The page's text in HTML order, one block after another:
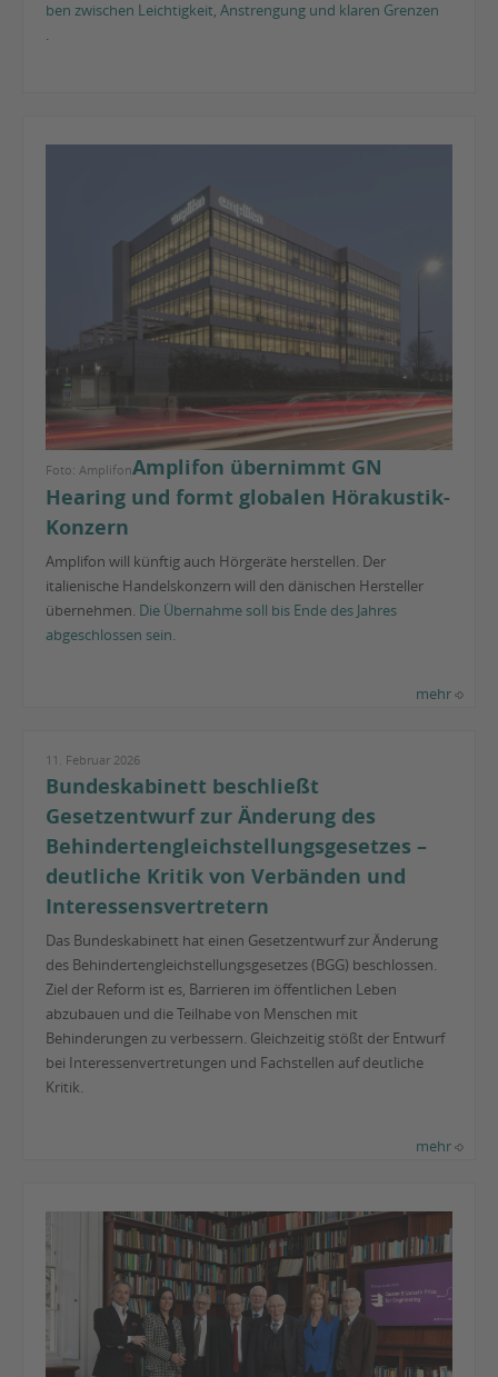
ben zwischen Leichtigkeit, Anstrengung und klaren Grenzen
.
Foto: AmplifonAmplifon übernimmt GN
Hearing und formt globalen Hörakustik-
Konzern
Amplifon will künftig auch Hörgeräte herstellen. Der
italienische Handelskonzern will den dänischen Hersteller
übernehmen. Die Übernahme soll bis Ende des Jahres
abgeschlossen sein.
mehr
11. Februar 2026
Bundeskabinett beschließt
Gesetzentwurf zur Änderung des
Behindertengleichstellungsgesetzes –
deutliche Kritik von Verbänden und
Interessensvertretern
Das Bundeskabinett hat einen Gesetzentwurf zur Änderung
des Behindertengleichstellungsgesetzes (BGG) beschlossen.
Ziel der Reform ist es, Barrieren im öffentlichen Leben
abzubauen und die Teilhabe von Menschen mit
Behinderungen zu verbessern. Gleichzeitig stößt der Entwurf
bei Interessenvertretungen und Fachstellen auf deutliche
Kritik.
mehr